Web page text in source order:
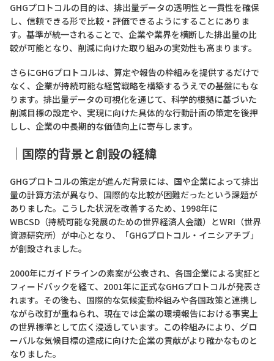
GHGプロトコルの目的は、排出量データの透明性と一貫性を確保
し、信頼できる形で比較・評価できるようにすることにありま
す。基準が統一されることで、企業や業界を横断した排出量の比
較が可能となり、削減に向けた取り組みの実効性も高まります。
さらにGHGプロトコルは、算定や報告の枠組みを提供するだけで
なく、企業が持続可能な経営戦略を構築するうえでの基盤にもな
ります。排出量データの可視化を通じて、科学的根拠に基づいた
削減目標の設定や、実現に向けた具体的な行動計画の策定を後押
しし、企業の中長期的な価値向上に寄与します。
｜国際的背景と創設の経緯
GHGプロトコルの策定が進んだ背景には、国や企業によって排出
量の計算方法が異なり、国際的な比較が困難だったという課題が
ありました。こうした状況を改善するため、1998年に
WBCSD（持続可能な発展のための世界経済人会議）とWRI（世界
資源研究所）が中心となり、「GHGプロトコル・イニシアチブ」
が創設されました。
2000年にガイドラインの素案が公表され、各国企業による実証と
フィードバックを経て、2001年に正式なGHGプロトコルが発表さ
れます。その後も、国際的な気候変動枠組みや各国政策と連携し
ながら改訂が重ねられ、現在では企業の環境報告における事実上
の世界標準として広く浸透しています。この枠組みにより、グロ
ーバルな気候目標の達成に向けた企業の貢献がより確かなものと
なりました。